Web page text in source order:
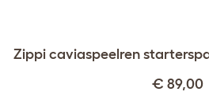
Zippi caviaspeelren
€ 89,00